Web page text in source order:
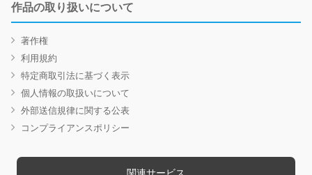
作品の取り扱いについて
著作権
利用規約
特定商取引法に基づく表示
個人情報の取扱いについて
外部送信規律に関する公表
コンプライアンスポリシー
関連サービス